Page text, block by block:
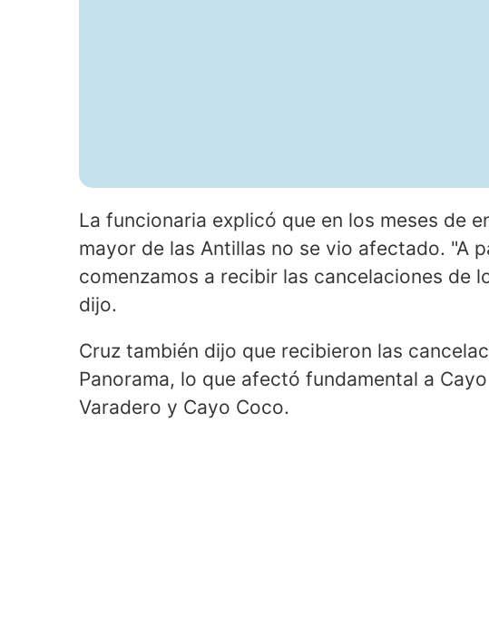
La funcionaria explicó que en los meses de
mayor de las Antillas no se vio afectado. "A
comenzamos a recibir las cancelaciones de
dijo.
Cruz también dijo que recibieron las
Panorama, lo que afectó fundamental a
Varadero y Cayo Coco.